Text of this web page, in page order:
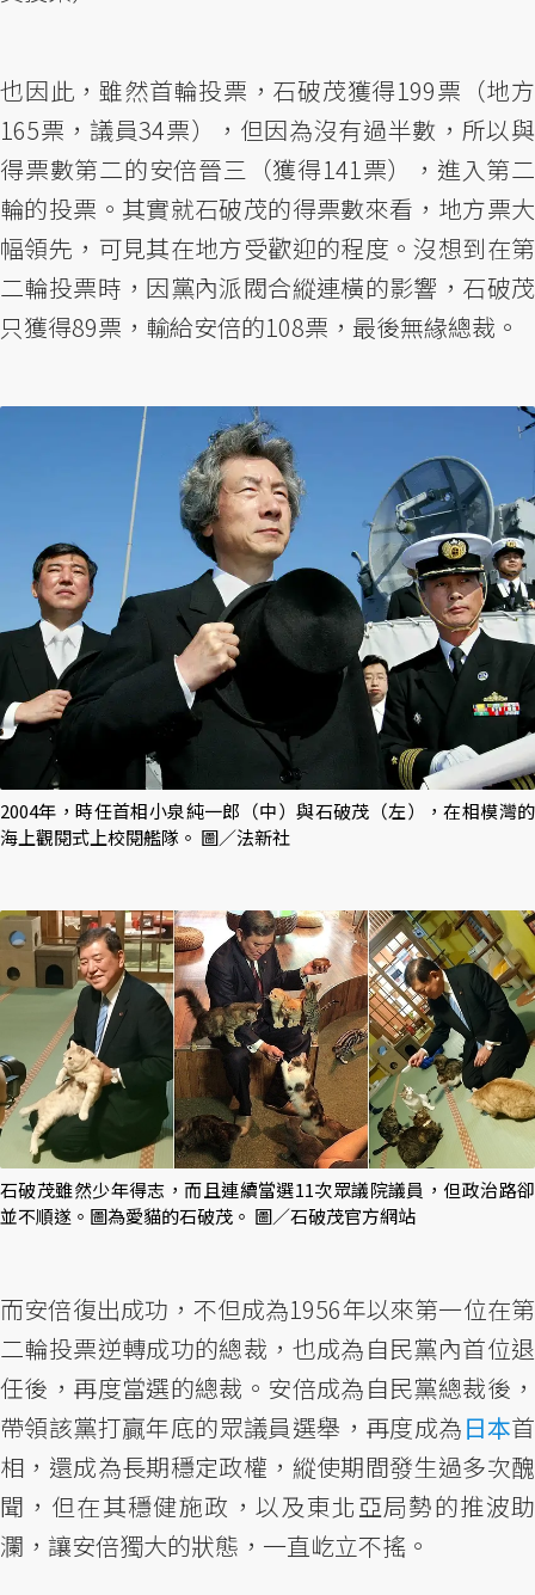
也因此，雖然首輪投票，石破茂獲得199票（地方
165票，議員34票），但因為沒有過半數，所以與
得票數第二的安倍晉三（獲得141票），進入第二
輪的投票。其實就石破茂的得票數來看，地方票大
幅領先，可見其在地方受歡迎的程度。沒想到在第
二輪投票時，因黨內派閥合縱連橫的影響，石破茂
只獲得89票，輸給安倍的108票，最後無緣總裁。
2004年，時任首相小泉純一郎（中）與石破茂（左），在相模灣的
海上觀閱式上校閱艦隊。 圖／法新社
石破茂雖然少年得志，而且連續當選11次眾議院議員，但政治路卻
並不順遂。圖為愛貓的石破茂。 圖／石破茂官方網站
而安倍復出成功，不但成為1956年以來第一位在第
二輪投票逆轉成功的總裁，也成為自民黨內首位退
任後，再度當選的總裁。安倍成為自民黨總裁後，
帶領該黨打贏年底的眾議員選舉，再度成為日本首
相，還成為長期穩定政權，縱使期間發生過多次醜
聞，但在其穩健施政，以及東北亞局勢的推波助
瀾，讓安倍獨大的狀態，一直屹立不搖。